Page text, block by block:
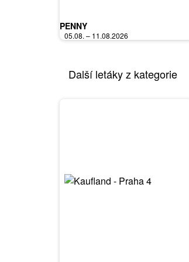
PENNY
05.08. – 11.08.2026
Další letáky z kategorie